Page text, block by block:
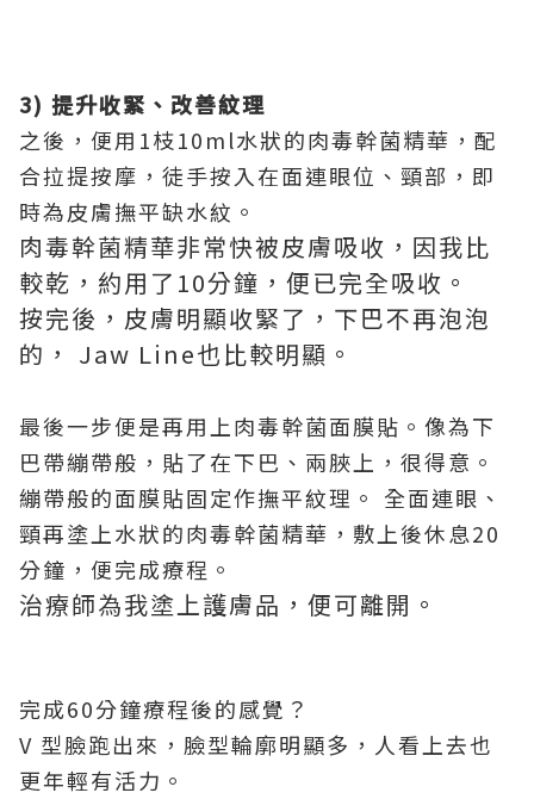
3) 提升收緊、改善紋理
之後，便用1枝10ml水狀的肉毒幹菌精華，配
合拉提按摩，徒手按入在面連眼位、頸部，即
時為皮膚撫平缺水紋。
肉毒幹菌精華非常快被皮膚吸收，因我比
較乾，約用了10分鐘，便已完全吸收。
按完後，皮膚明顯收緊了，下巴不再泡泡
的， Jaw Line也比較明顯。
最後一步便是再用上肉毒幹菌面膜貼。像為下
巴帶繃帶般，貼了在下巴、兩脥上，很得意。
繃帶般的面膜貼固定作撫平紋理。 全面連眼、
頸再塗上水狀的肉毒幹菌精華，敷上後休息20
分鐘，便完成療程。
治療師為我塗上護膚品，便可離開。
完成60分鐘療程後的感覺？
V 型臉跑出來，臉型輪廓明顯多，人看上去也
更年輕有活力。